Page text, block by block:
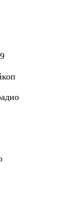
- Еду к тебе
- Лечу к тебе
- Ты (Тебе
тебе